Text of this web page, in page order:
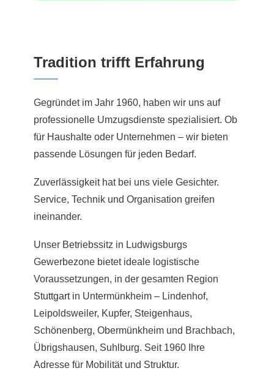
Tradition trifft Erfahrung
Gegründet im Jahr 1960, haben wir uns auf
professionelle Umzugsdienste spezialisiert. Ob
für Haushalte oder Unternehmen – wir bieten
passende Lösungen für jeden Bedarf.
Zuverlässigkeit hat bei uns viele Gesichter.
Service, Technik und Organisation greifen
ineinander.
Unser Betriebssitz in Ludwigsburgs
Gewerbezone bietet ideale logistische
Voraussetzungen, in der gesamten Region
Stuttgartin Untermünkheim – Lindenhof,
Leipoldsweiler, Kupfer, Steigenhaus,
Schönenberg, Obermünkheim und Brachbach,
Übrigshausen, Suhlburg. Seit 1960 Ihre
Adresse für Mobilität und Struktur.